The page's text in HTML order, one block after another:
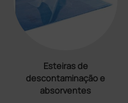
Esteiras de
descontaminação e
absorventes